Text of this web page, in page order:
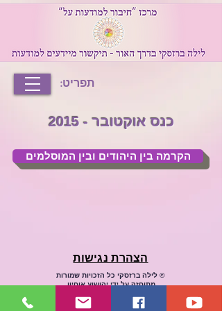
תפריט:
כנס אוקטובר - 2015
הקרמה בין היהודים ובין המוסלמים
הצהרת נגישות
© לילה ברזסקי כל הזכויות שמורות
מתוחזק על ידי יהושוע אוחיון